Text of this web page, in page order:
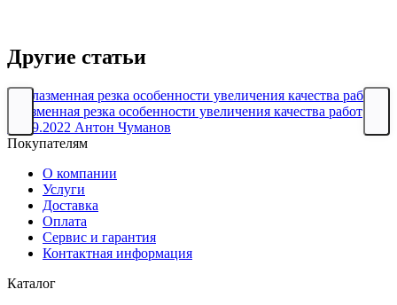
Другие статьи
Плазменная резка особенности увеличения качества работ
23.09.2022 Антон Чуманов
Покупателям
О компании
Услуги
Доставка
Оплата
Сервис и гарантия
Контактная информация
Каталог